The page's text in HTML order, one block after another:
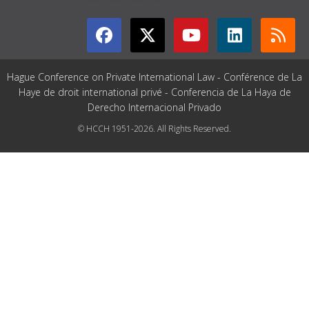
Hague Conference on Private International Law - Conférence de La
Haye de droit international privé - Conferencia de La Haya de
Derecho Internacional Privado
© HCCH 1951-2026. All Rights Reserved.